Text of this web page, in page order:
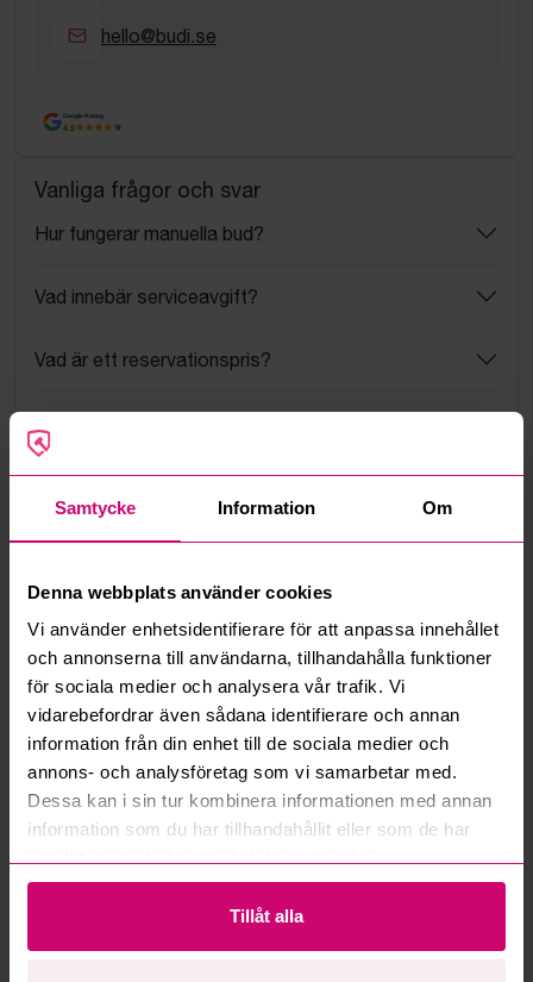
Samtycke Information Om
Denna webbplats använder cookies
Vi använder enhetsidentifierare för att anpassa innehållet
och annonserna till användarna, tillhandahålla funktioner
för sociala medier och analysera vår trafik. Vi
vidarebefordrar även sådana identifierare och annan
information från din enhet till de sociala medier och
annons- och analysföretag som vi samarbetar med.
Dessa kan i sin tur kombinera informationen med annan
information som du har tillhandahållit eller som de har
Tillåt alla
hello@budi.se
Google Rating
4.5
Vanliga frågor och svar
Hur fungerar manuella bud?
Vad innebär serviceavgift?
Vad är ett reservationspris?
Kan jag ångra ett bud?
Läs fler frågor och svar
Mer från samma kategori
Milwaukee Oanvänd